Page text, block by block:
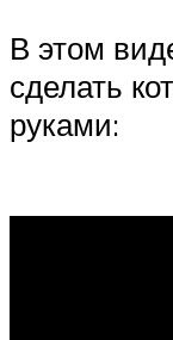
В этом
сделать
руками: